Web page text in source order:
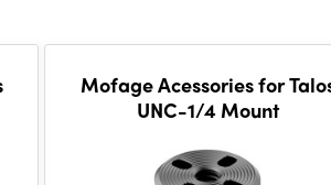
Mofage Acessories for
UNC-1/4 Mount